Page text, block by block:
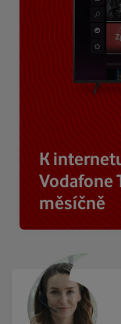
K
Vodafone
měsíčně